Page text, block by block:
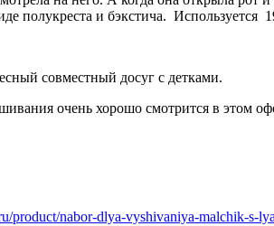
полукреста и бэкстича. Используется
совместный досуг с детками.
очень хорошо смотрится в этом
product/nabor-dlya-vyshivaniya-malchik-s-